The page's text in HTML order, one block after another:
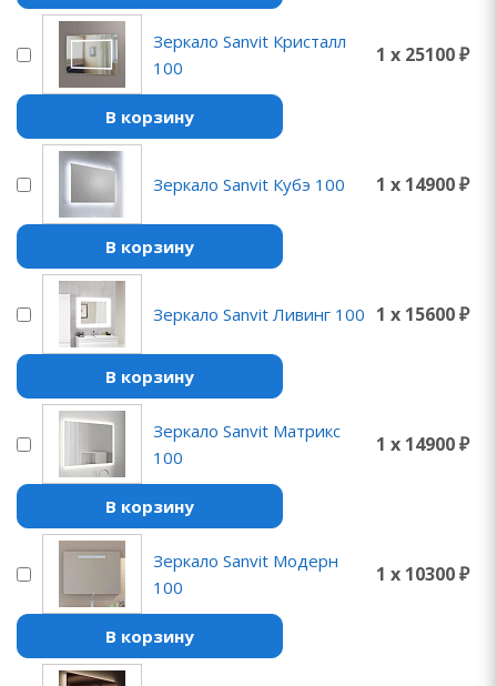
Зеркало Sanvit Кристалл
100
1 x 25100 ₽
В корзину
Зеркало Sanvit Кубэ 100 1 x 14900 ₽
В корзину
Зеркало Sanvit Ливинг 100 1 x 15600 ₽
В корзину
Зеркало Sanvit Матрикс
100
1 x 14900 ₽
В корзину
Зеркало Sanvit Модерн
100
1 x 10300 ₽
В корзину